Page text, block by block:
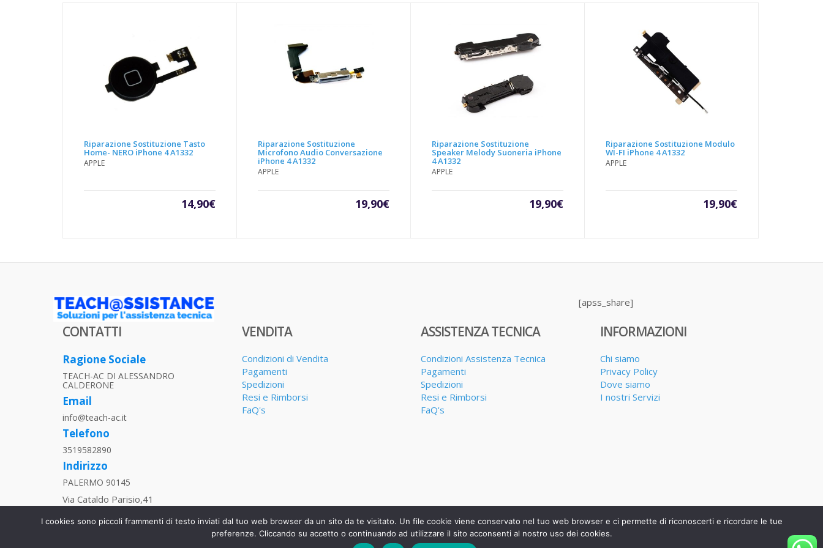
Riparazione Sostituzione Tasto
Home- NERO iPhone 4 A1332
APPLE
14,90€
Riparazione Sostituzione
Microfono Audio Conversazione
iPhone 4 A1332
APPLE
19,90€
Riparazione Sostituzione
Speaker Melody Suoneria iPhone
4 A1332
APPLE
19,90€
Riparazione Sostituzione Modulo
WI-FI iPhone 4 A1332
APPLE
19,90€
[apss_share]
CONTATTI
Ragione Sociale
TEACH-AC DI ALESSANDRO
CALDERONE
Email
info@teach-ac.it
Telefono
3519582890
Indirizzo
PALERMO 90145
Via Cataldo Parisio,41
P.IVA
06013270829
VENDITA
Condizioni di Vendita
Pagamenti
Spedizioni
Resi e Rimborsi
FaQ's
ASSISTENZA TECNICA
Condizioni Assistenza Tecnica
Pagamenti
Spedizioni
Resi e Rimborsi
FaQ's
INFORMAZIONI
Chi siamo
Privacy Policy
Dove siamo
I nostri Servizi
I cookies sono piccoli frammenti di testo inviati dal tuo web browser da un sito da te visitato. Un file cookie viene conservato nel tuo web browser e ci permette di riconoscerti e ricordare le tue
preferenze. Cliccando su accetto o continuando ad utilizzare il sito acconsenti al nostro uso dei cookies.